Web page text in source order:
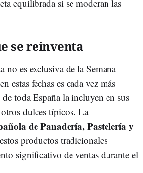
equilibrada si se moderan las
se reinventa
no es exclusiva de la Semana
estas fechas es cada vez más
toda España la incluyen en sus
otros dulces típicos. La
de Panadería, Pastelería y
productos tradicionales
significativo de ventas durante el